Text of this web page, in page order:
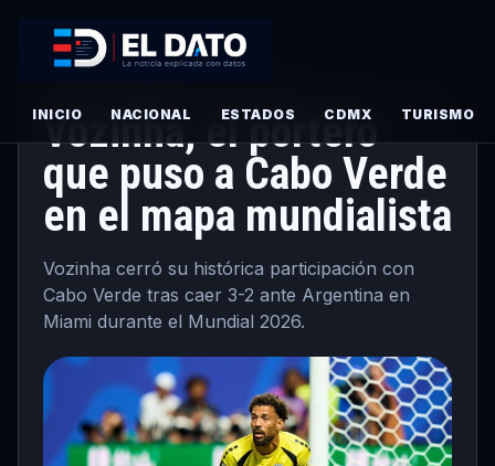
INICIO NACIONAL ESTADOS CDMX TURISMO
Vozinha, el portero
que puso a Cabo Verde
en el mapa mundialista
Vozinha cerró su histórica participación con
Cabo Verde tras caer 3-2 ante Argentina en
Miami durante el Mundial 2026.